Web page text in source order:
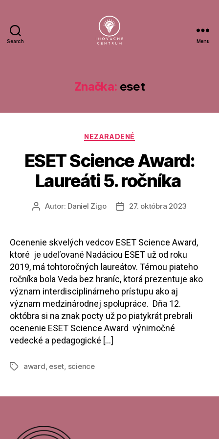
Search Menu
Značka: eset
Kategórie
NEZARADENÉ
ESET Science Award:
Laureáti 5. ročníka
AutorAutor: Daniel Zigo
Dátum
27. októbra 2023
Ocenenie skvelých vedcov ESET Science Award,
ktoré je udeľované Nadáciou ESET už od roku
2019, má tohtoročných laureátov. Témou piateho
ročníka bola Veda bez hraníc, ktorá prezentuje ako
význam interdisciplinárneho prístupu ako aj
význam medzinárodnej spolupráce. Dňa 12.
októbra si na znak pocty už po piatykrát prebrali
ocenenie ESET Science Award výnimočné
vedecké a pedagogické […]
Značkyaward, eset, science